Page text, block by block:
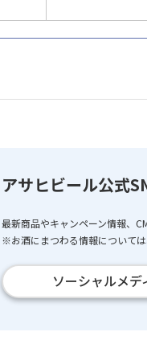
アサヒビール公式
最新商品やキャンペーン情報、
※お酒にまつわる情報について
ソーシャルメデ